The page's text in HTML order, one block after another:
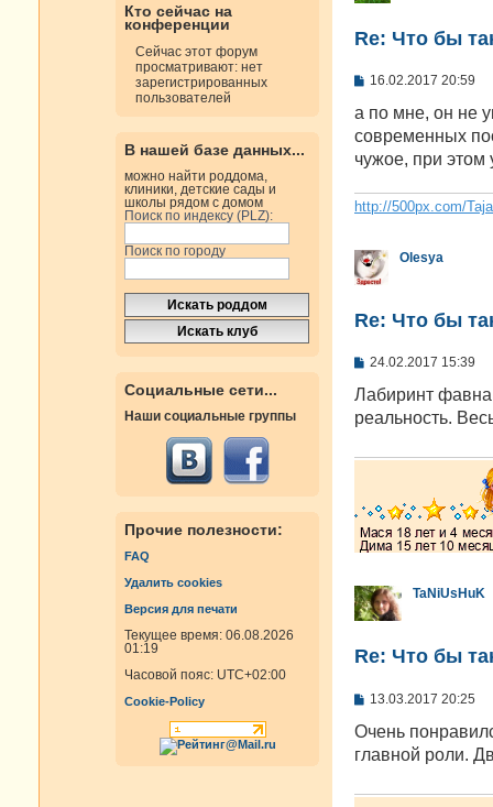
Кто сейчас на
конференции
Сейчас этот форум
просматривают: нет
зарегистрированных
пользователей
В нашей базе данных...
можно найти роддома,
клиники, детские сады и
школы рядом с домом
Поиск по индексу (PLZ):
Поиск по городу
Социальные сети...
Наши социальные группы
Прочие полезности:
FAQ
Удалить cookies
Версия для печати
Текущее время: 06.08.2026
01:19
Часовой пояс: UTC+02:00
Cookie-Policy
Re: Что бы
С
о
щ
е
н
е
16.02.2017 20:59
а по мне, он не
современных
чужое, при этом
http://500px.com/
Olesya
Re: Что бы
С
о
щ
н
24.02.2017 15:39
Лабиринт
реальность.
TaNiUsHuK
Re: Что бы
С
о
щ
13.03.2017 20:25
Очень
главной роли.